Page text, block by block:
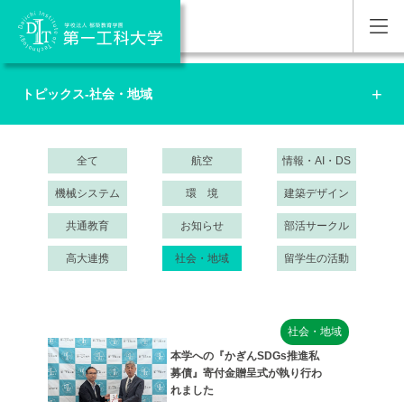
トピックス-社会・地域
全て 航空 情報・AI・DS
機械システム 環 境 建築デザイン
共通教育 お知らせ 部活サークル
高大連携 社会・地域 留学生の活動
本学への『かぎんSDGs推進私
募債』寄付金贈呈式が執り行わ
れました
社会・地域